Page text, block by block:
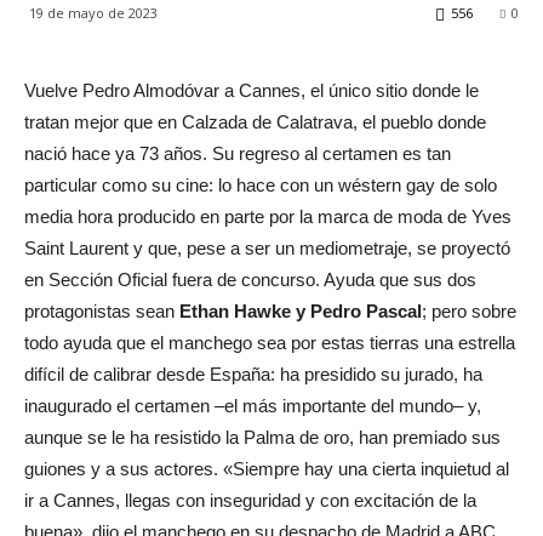
19 de mayo de 2023 0
556
Vuelve Pedro Almodóvar a Cannes, el único sitio donde le
tratan mejor que en Calzada de Calatrava, el pueblo donde
nació hace ya 73 años. Su regreso al certamen es tan
particular como su cine: lo hace con un wéstern gay de solo
media hora producido en parte por la marca de moda de Yves
Saint Laurent y que, pese a ser un mediometraje, se proyectó
en Sección Oficial fuera de concurso. Ayuda que sus dos
protagonistas sean Ethan Hawke y Pedro Pascal; pero sobre
todo ayuda que el manchego sea por estas tierras una estrella
difícil de calibrar desde España: ha presidido su jurado, ha
inaugurado el certamen –el más importante del mundo– y,
aunque se le ha resistido la Palma de oro, han premiado sus
guiones y a sus actores. «Siempre hay una cierta inquietud al
ir a Cannes, llegas con inseguridad y con excitación de la
buena», dijo el manchego en su despacho de Madrid a ABC,